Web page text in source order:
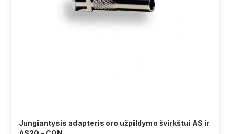
Jungiantysis adapteris oro užpildymo švirkštui AS ir